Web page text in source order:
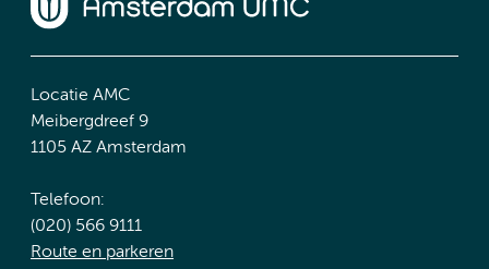
Locatie AMC
Meibergdreef 9
1105 AZ Amsterdam
Telefoon:
(020) 566 9111
Route en parkeren